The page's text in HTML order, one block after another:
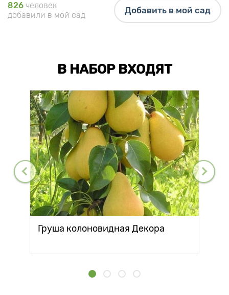
826 человек
добавили в мой сад
Добавить в мой сад
В НАБОР ВХОДЯТ
Груша колоновидная Декора